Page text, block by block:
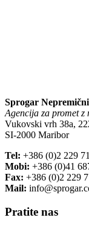
Sprogar
Agencija za promet z
Vukovski vrh 38a,
SI-2000 Maribor
Tel: +386 (0)2 229
Mobi: +386 (0)41
Fax: +386 (0)2 229
Mail:
Pratite nas